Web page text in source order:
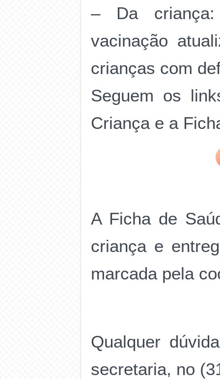
– Da criança:
vacinação
crianças com
Seguem os
Criança e a
A Ficha de
criança e
marcada pela
Qualquer
secretaria, no